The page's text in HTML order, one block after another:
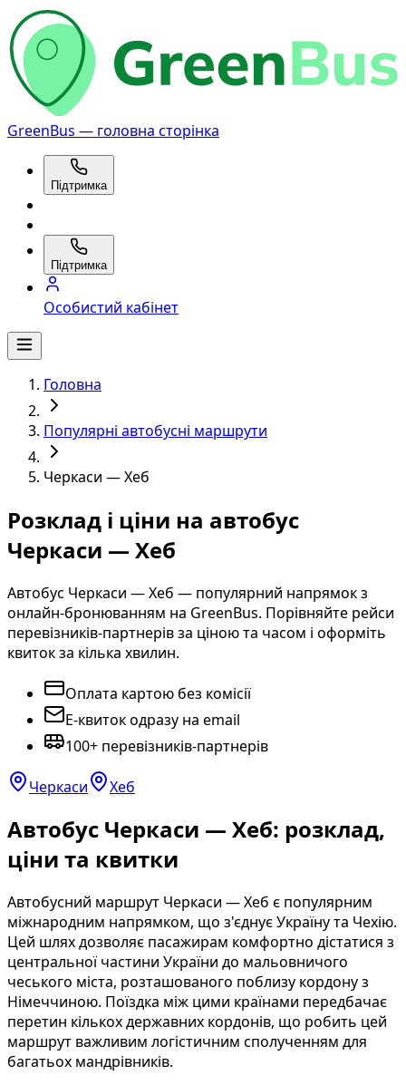
GreenBus — головна сторінка
Підтримка
Підтримка
Особистий кабінет
Головна
Популярні автобусні маршрути
Черкаси — Хеб
Розклад і ціни на автобус
Черкаси — Хеб
Автобус Черкаси — Хеб — популярний напрямок з
онлайн-бронюванням на GreenBus. Порівняйте рейси
перевізників-партнерів за ціною та часом і оформіть
квиток за кілька хвилин.
Оплата картою без комісії
E-квиток одразу на email
100+ перевізників-партнерів
Черкаси Хеб
Автобус Черкаси — Хеб: розклад,
ціни та квитки
Автобусний маршрут Черкаси — Хеб є популярним
міжнародним напрямком, що з'єднує Україну та Чехію.
Цей шлях дозволяє пасажирам комфортно дістатися з
центральної частини України до мальовничого
чеського міста, розташованого поблизу кордону з
Німеччиною. Поїздка між цими країнами передбачає
перетин кількох державних кордонів, що робить цей
маршрут важливим логістичним сполученням для
багатьох мандрівників.